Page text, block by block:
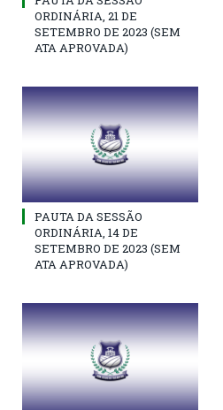
ORDINÁRIA, 21 DE
SETEMBRO DE 2023 (SEM
ATA APROVADA)
PAUTA DA SESSÃO
ORDINÁRIA, 14 DE
SETEMBRO DE 2023 (SEM
ATA APROVADA)